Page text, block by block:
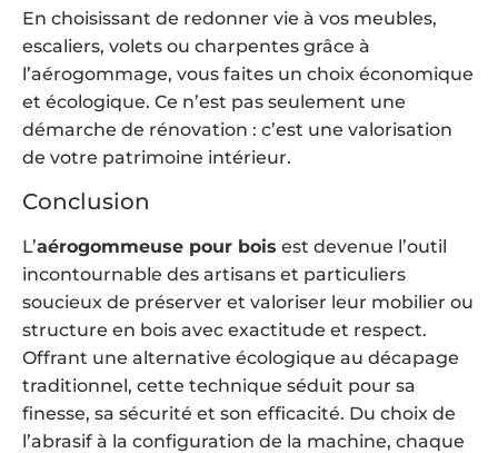
En choisissant de redonner vie à vos meubles,
escaliers, volets ou charpentes grâce à
l’aérogommage, vous faites un choix économique
et écologique. Ce n’est pas seulement une
démarche de rénovation : c’est une valorisation
de votre patrimoine intérieur.
Conclusion
L’aérogommeuse pour bois est devenue l’outil
incontournable des artisans et particuliers
soucieux de préserver et valoriser leur mobilier ou
structure en bois avec exactitude et respect.
Offrant une alternative écologique au décapage
traditionnel, cette technique séduit pour sa
finesse, sa sécurité et son efficacité. Du choix de
l’abrasif à la configuration de la machine, chaque